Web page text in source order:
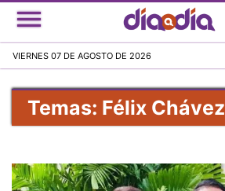
Pasar
al
principal
VIERNES 07 DE AGOSTO DE 2026
Temas: Félix Chávez